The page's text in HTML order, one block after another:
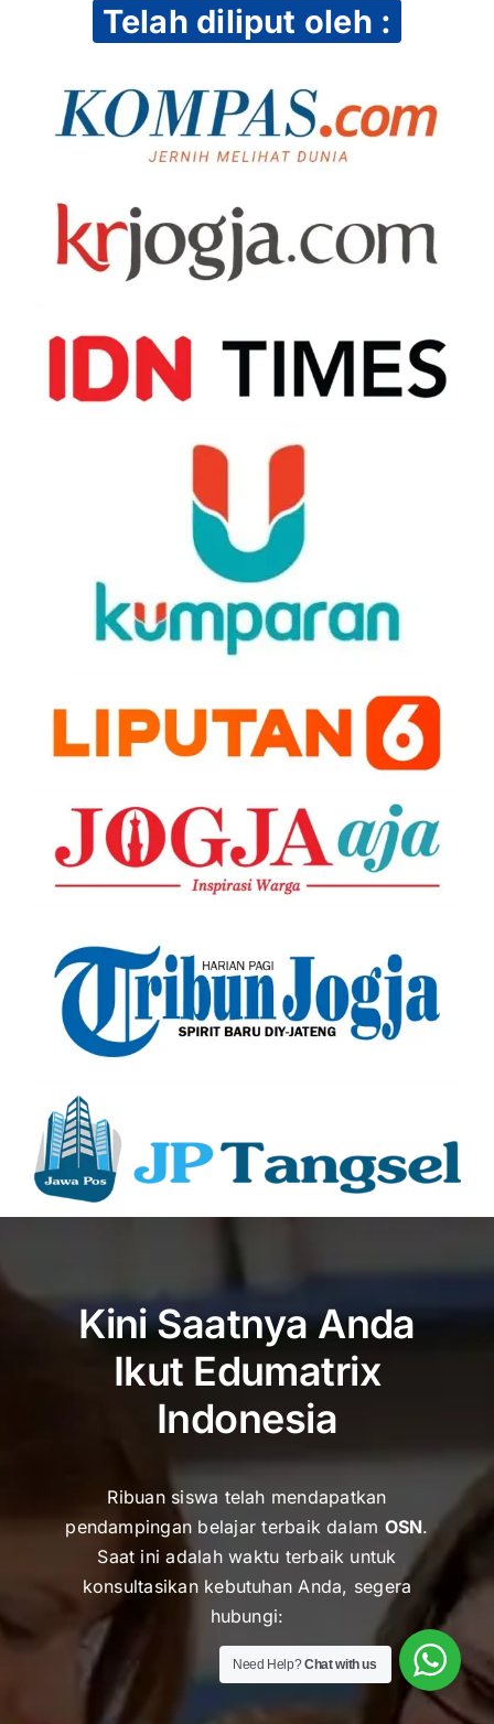
Telah diliput oleh :
Kini Saatnya Anda
Ikut Edumatrix
Indonesia
Ribuan siswa telah mendapatkan
pendampingan belajar terbaik dalam OSN.
Saat ini adalah waktu terbaik untuk
konsultasikan kebutuhan Anda, segera
hubungi:
Need Help?Chat with us